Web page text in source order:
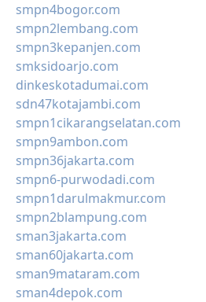
smpn4bogor.com
smpn2lembang.com
smpn3kepanjen.com
smksidoarjo.com
dinkeskotadumai.com
sdn47kotajambi.com
smpn1cikarangselatan.com
smpn9ambon.com
smpn36jakarta.com
smpn6-purwodadi.com
smpn1darulmakmur.com
smpn2blampung.com
sman3jakarta.com
sman60jakarta.com
sman9mataram.com
sman4depok.com